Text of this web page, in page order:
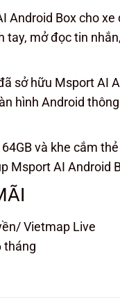
Android Box cho
tay, mở đọc tin
sở hữu Msport AI
hình Android
64GB và khe cắm
Msport AI Android
Vietmap Live
tháng